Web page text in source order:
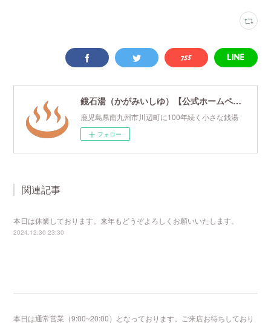
鏡石湯（かがみいしゆ）【公式ホームページ】
鹿児島県南九州市川辺町に100年続く小さな銭湯
フォロー
関連記事
本日は休業しております。来年もどうぞよろしくお願いいたします。
2024.12.30 23:30
本日は通常営業（9:00~20:00）となっております。ご来店お待ちしており